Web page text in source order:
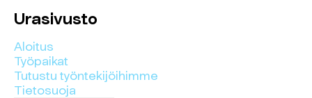
Urasivusto
Aloitus
Työpaikat
Tutustu työntekijöihimme
Tietosuoja